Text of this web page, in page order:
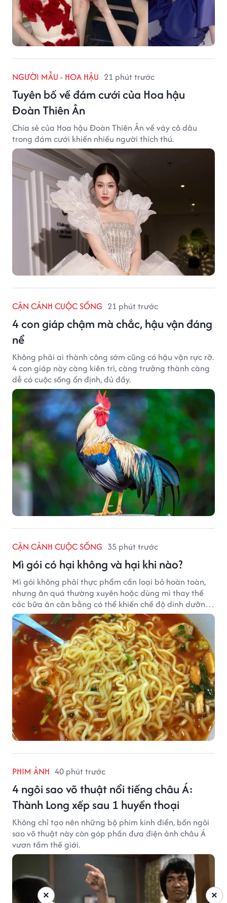
NGƯỜI MẪU - HOA HẬU 21 phút trước
Tuyên bố về đám cưới của Hoa hậu
Đoàn Thiên Ân
Chia sẻ của Hoa hậu Đoàn Thiên Ân về váy cô dâu
trong đám cưới khiến nhiều người thích thú.
CẬN CẢNH CUỘC SỐNG 21 phút trước
4 con giáp chậm mà chắc, hậu vận đáng
nể
Không phải ai thành công sớm cũng có hậu vận rực rỡ.
4 con giáp này càng kiên trì, càng trưởng thành càng
dễ có cuộc sống ổn định, đủ đầy.
CẬN CẢNH CUỘC SỐNG 35 phút trước
Mì gói có hại không và hại khi nào?
Mì gói không phải thực phẩm cần loại bỏ hoàn toàn,
nhưng ăn quá thường xuyên hoặc dùng mì thay thế
các bữa ăn cân bằng có thể khiến chế độ dinh dưỡng
mất cân đối.
PHIM ẢNH 40 phút trước
4 ngôi sao võ thuật nổi tiếng châu Á:
Thành Long xếp sau 1 huyền thoại
Không chỉ tạo nên những bộ phim kinh điển, bốn ngôi
sao võ thuật này còn góp phần đưa điện ảnh châu Á
vươn tầm thế giới.
×
×